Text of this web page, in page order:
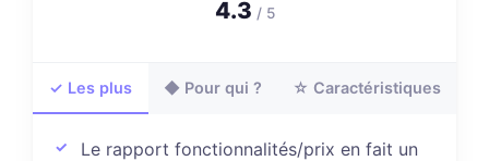
4.3 / 5
✓ Les plus ◆ Pour qui ? ☆ Caractéristiques
Le rapport fonctionnalités/prix en fait un